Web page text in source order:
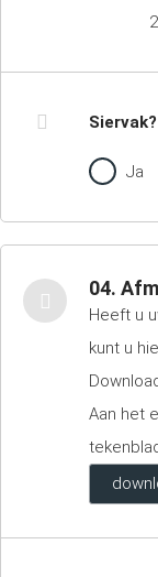
Siervak?
Ja
04.
Heeft u
kunt u
Aan het